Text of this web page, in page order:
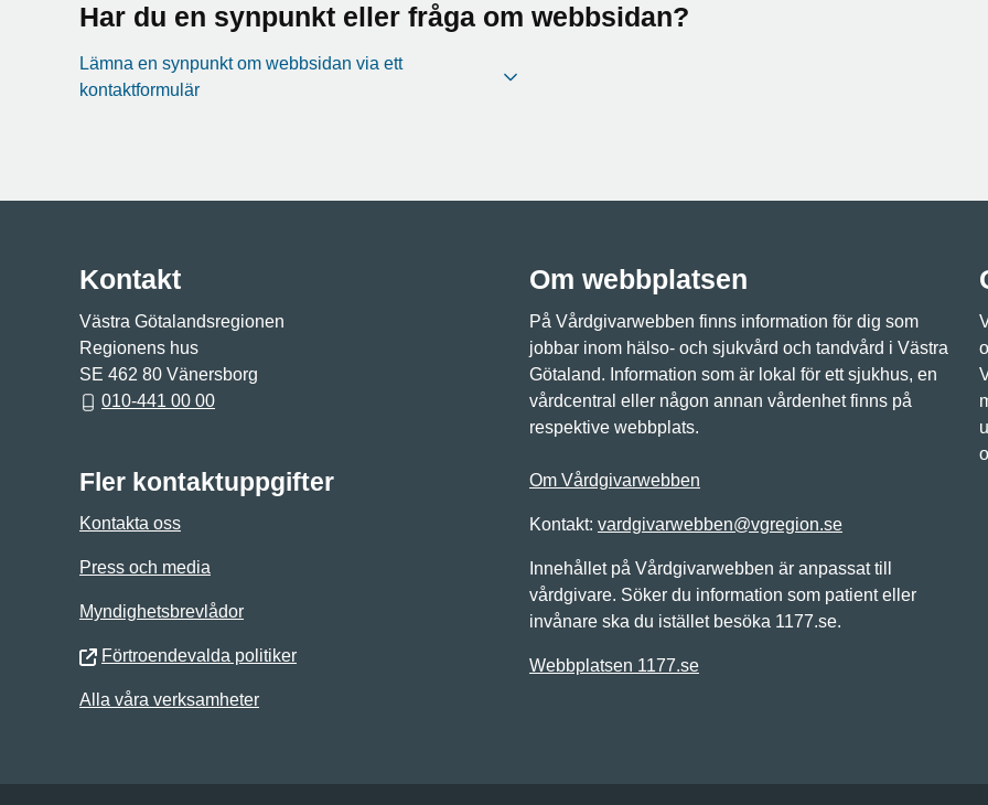
Har du en synpunkt eller fråga om webbsidan?
Lämna en synpunkt om webbsidan via ett
kontaktformulär
Kontakt
Västra Götalandsregionen
Regionens hus
SE 462 80 Vänersborg
010-441 00 00
Fler kontaktuppgifter
Kontakta oss
Press och media
Myndighetsbrevlådor
Förtroendevalda politiker
Alla våra verksamheter
Om webbplatsen
På Vårdgivarwebben finns information för dig som
jobbar inom hälso- och sjukvård och tandvård i Västra
Götaland. Information som är lokal för ett sjukhus, en
vårdcentral eller någon annan vårdenhet finns på
respektive webbplats.
Om Vårdgivarwebben
Kontakt: vardgivarwebben@vgregion.se
Innehållet på Vårdgivarwebben är anpassat till
vårdgivare. Söker du information som patient eller
invånare ska du istället besöka 1177.se.
Webbplatsen 1177.se